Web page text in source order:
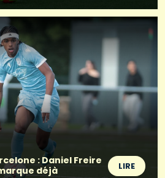
: Daniel Freire
déjà
LIRE